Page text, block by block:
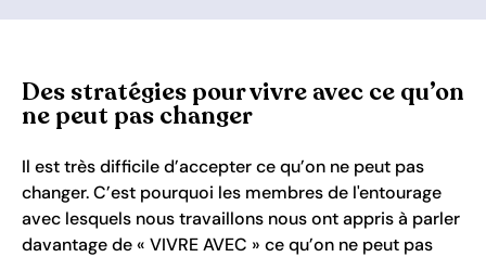
Des stratégies pour vivre avec ce qu’on
ne peut pas changer
Il est très difficile d’accepter ce qu’on ne peut pas
changer. C’est pourquoi les membres de l'entourage
avec lesquels nous travaillons nous ont appris à parler
davantage de « VIVRE AVEC » ce qu’on ne peut pas